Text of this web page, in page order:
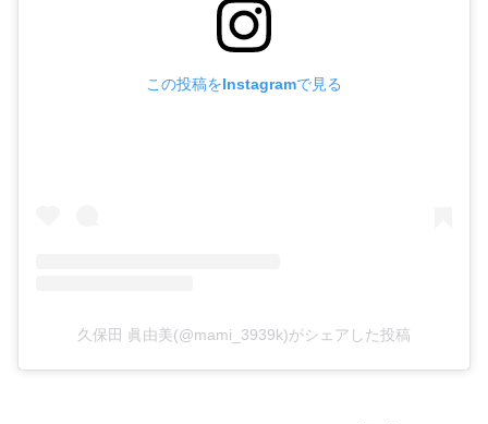
この投稿をInstagramで見る
久保田 眞由美(@mami_3939k)がシェアした投稿